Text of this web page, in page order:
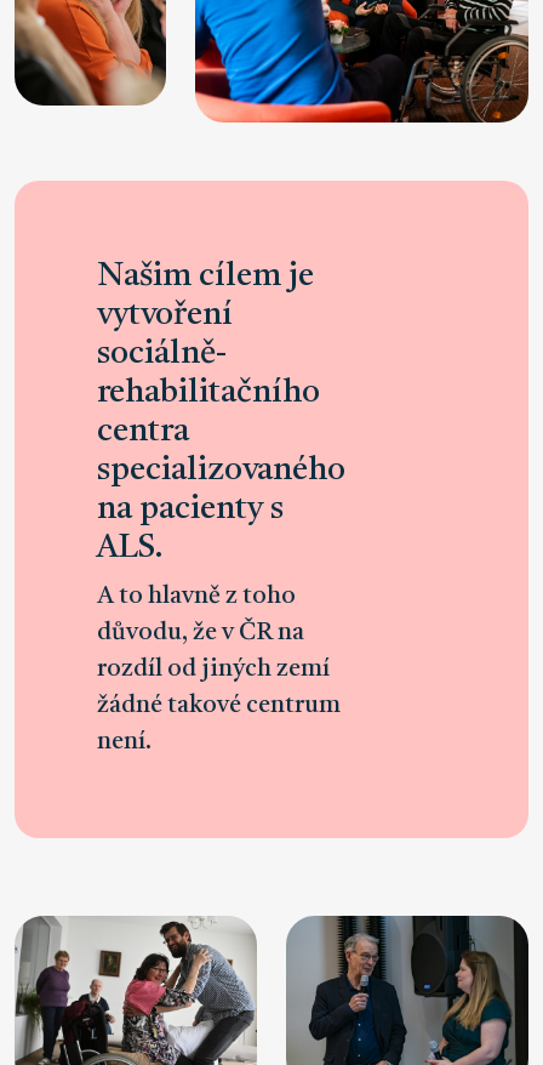
Našim cílem je
vytvoření
sociálně-
rehabilitačního
centra
specializovaného
na pacienty s
ALS.
A to hlavně z toho
důvodu, že v ČR na
rozdíl od jiných zemí
žádné takové centrum
není.